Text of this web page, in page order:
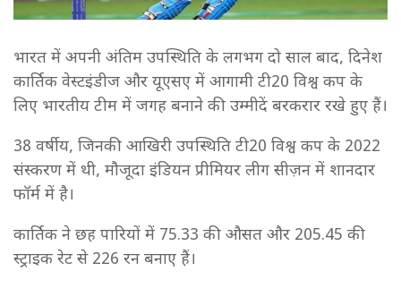
भारत में अपनी अंतिम उपस्थिति के लगभग दो साल बाद, दिनेश
कार्तिक वेस्टइंडीज और यूएसए में आगामी टी20 विश्व कप के
लिए भारतीय टीम में जगह बनाने की उम्मीदें बरकरार रखे हुए हैं।
38 वर्षीय, जिनकी आखिरी उपस्थिति टी20 विश्व कप के 2022
संस्करण में थी, मौजूदा इंडियन प्रीमियर लीग सीज़न में शानदार
फॉर्म में है।
कार्तिक ने छह पारियों में 75.33 की औसत और 205.45 की
स्ट्राइक रेट से 226 रन बनाए हैं।